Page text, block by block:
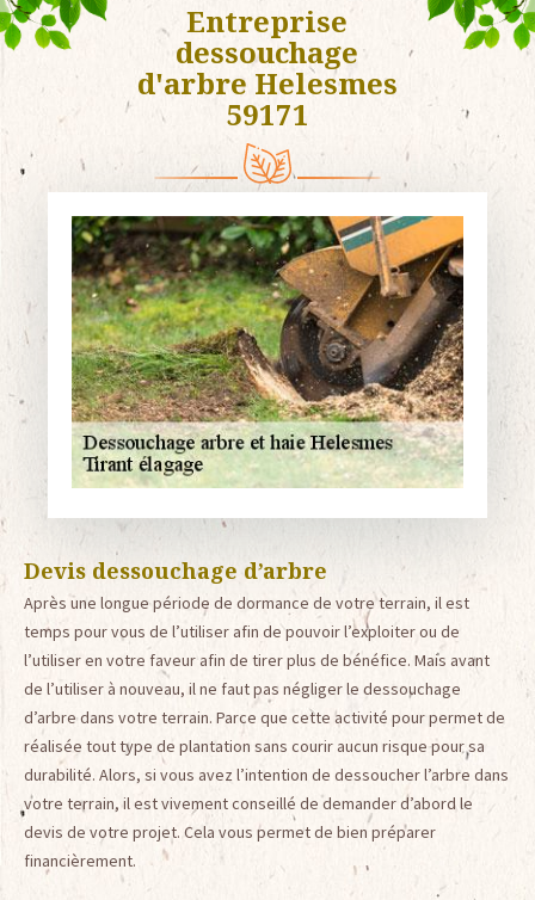
Entreprise
dessouchage
d'arbre Helesmes
59171
Devis dessouchage d’arbre
Après une longue période de dormance de votre terrain, il est
temps pour vous de l’utiliser afin de pouvoir l’exploiter ou de
l’utiliser en votre faveur afin de tirer plus de bénéfice. Mais avant
de l’utiliser à nouveau, il ne faut pas négliger le dessouchage
d’arbre dans votre terrain. Parce que cette activité pour permet de
réalisée tout type de plantation sans courir aucun risque pour sa
durabilité. Alors, si vous avez l’intention de dessoucher l’arbre dans
votre terrain, il est vivement conseillé de demander d’abord le
devis de votre projet. Cela vous permet de bien préparer
financièrement.